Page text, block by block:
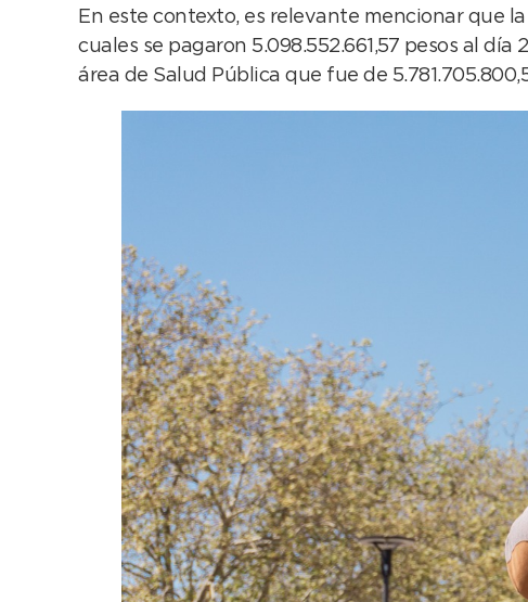
En este contexto, es relevante mencionar que
cuales se pagaron 5.098.552.661,57 pesos al
área de Salud Pública que fue de